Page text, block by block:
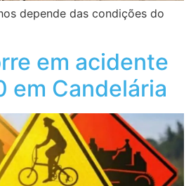
depende das condições do
em acidente
em Candelária